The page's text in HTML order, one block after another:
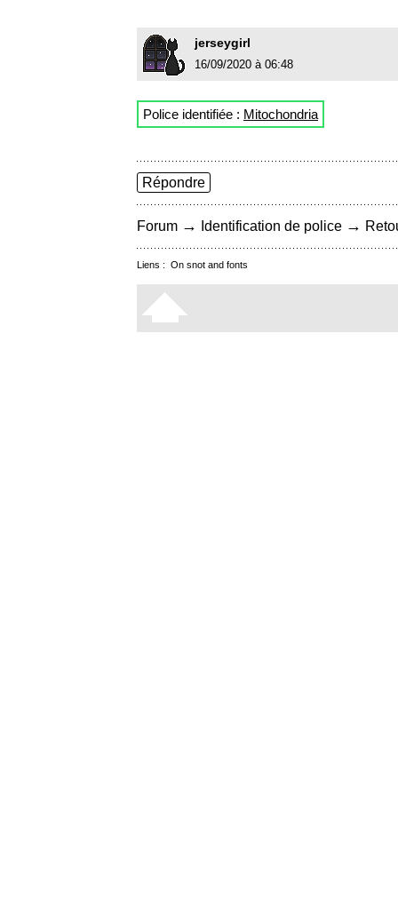
jerseygirl
16/09/2020 à 06:48
Police identifiée : Mitochondria
Répondre
Forum → Identification de police →
Liens : On snot and fonts